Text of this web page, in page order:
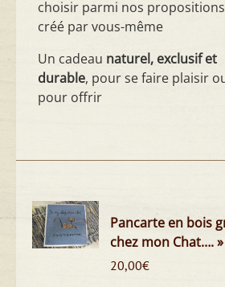
choisir parmi nos
créé par vous-même
Un cadeau naturel, exclusif et
durable, pour se faire plaisir
pour offrir
Pancarte en bois
chez mon Chat….
20,00€